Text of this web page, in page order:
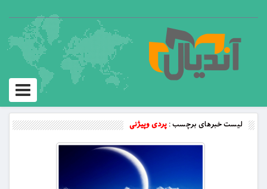
Toggle
لیست خبرهای برچسب :پردی وپيژنی